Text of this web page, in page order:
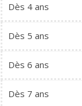
Dès 4 ans
Dès 5 ans
Dès 6 ans
Dès 7 ans